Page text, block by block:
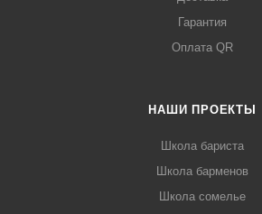
Гарантия
Оплата QR
НАШИ ПРОЕКТЫ
Школа бариста
Школа барменов
Школа сомелье